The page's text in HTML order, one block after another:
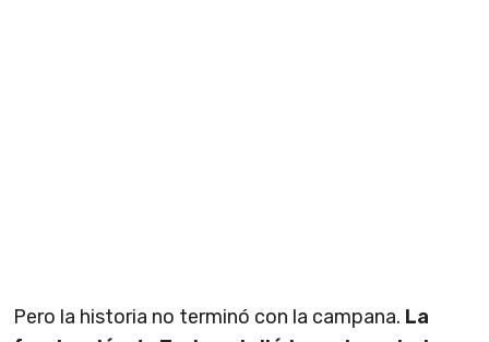
Pero la historia no terminó con la campana. La